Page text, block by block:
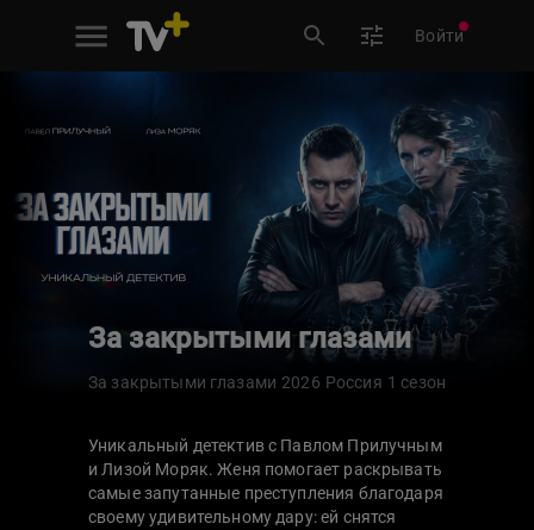
Войти
За закрытыми глазами
За закрытыми глазами 2026 Россия 1 сезон
Уникальный детектив с Павлом Прилучным
и Лизой Моряк. Женя помогает раскрывать
самые запутанные преступления благодаря
своему удивительному дару: ей снятся